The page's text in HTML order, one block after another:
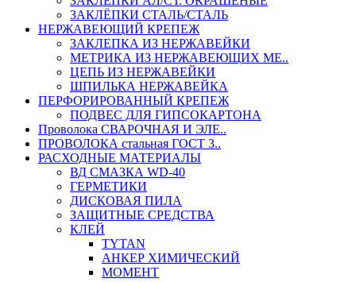
ЗАКЛЁПКИ СТАЛЬ/СТАЛЬ
НЕРЖАВЕЮЩИЙ КРЕПЕЖ
ЗАКЛЕПКА ИЗ НЕРЖАВЕЙКИ
МЕТРИКА ИЗ НЕРЖАВЕЮЩИХ МЕ..
ЦЕПЬ ИЗ НЕРЖАВЕЙКИ
ШПИЛЬКА НЕРЖАВЕЙКА
ПЕРФОРИРОВАННЫЙ КРЕПЕЖ
ПОДВЕС ДЛЯ ГИПСОКАРТОНА
Проволока СВАРОЧНАЯ И ЭЛЕ..
ПРОВОЛОКА стальная ГОСТ 3..
РАСХОДНЫЕ МАТЕРИАЛЫ
ВД СМАЗКА WD-40
ГЕРМЕТИКИ
ДИСКОВАЯ ПИЛА
ЗАЩИТНЫЕ СРЕДСТВА
КЛЕЙ
TYTAN
АНКЕР ХИМИЧЕСКИЙ
МОМЕНТ